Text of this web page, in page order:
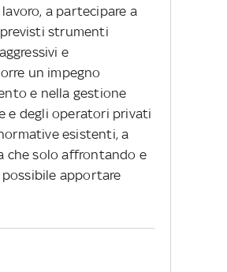
a partecipare a
strumenti
e
un impegno
e nella gestione
e degli operatori privati
esistenti, a
che solo affrontando e
apportare